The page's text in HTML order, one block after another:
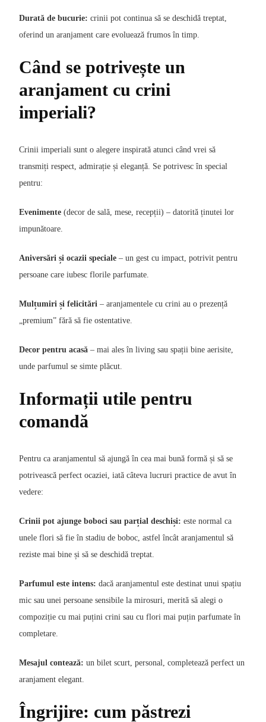
Durată de bucurie: crinii pot continua să se deschidă treptat,
oferind un aranjament care evoluează frumos în timp.
Când se potrivește un
aranjament cu crini
imperiali?
Crinii imperiali sunt o alegere inspirată atunci când vrei să
transmiți respect, admirație și eleganță. Se potrivesc în special
pentru:
Evenimente (decor de sală, mese, recepții) – datorită ținutei lor
impunătoare.
Aniversări și ocazii speciale – un gest cu impact, potrivit pentru
persoane care iubesc florile parfumate.
Mulțumiri și felicitări – aranjamentele cu crini au o prezență
„premium” fără să fie ostentative.
Decor pentru acasă – mai ales în living sau spații bine aerisite,
unde parfumul se simte plăcut.
Informații utile pentru
comandă
Pentru ca aranjamentul să ajungă în cea mai bună formă și să se
potrivească perfect ocaziei, iată câteva lucruri practice de avut în
vedere:
Crinii pot ajunge boboci sau parțial deschiși: este normal ca
unele flori să fie în stadiu de boboc, astfel încât aranjamentul să
reziste mai bine și să se deschidă treptat.
Parfumul este intens: dacă aranjamentul este destinat unui spațiu
mic sau unei persoane sensibile la mirosuri, merită să alegi o
compoziție cu mai puțini crini sau cu flori mai puțin parfumate în
completare.
Mesajul contează: un bilet scurt, personal, completează perfect un
aranjament elegant.
Îngrijire: cum păstrezi